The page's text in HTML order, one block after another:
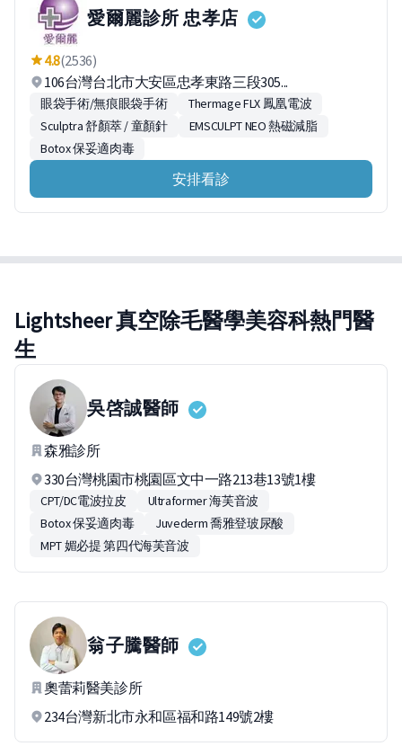
愛爾麗診所 忠孝店
4.8(2536)
106台灣台北市大安區忠孝東路三段305...
眼袋手術/無痕眼袋手術
Thermage FLX 鳳凰電波
Sculptra 舒顏萃 / 童顏針
EMSCULPT NEO 熱磁減脂
Botox 保妥適肉毒
安排看診
Lightsheer 真空除毛醫學美容科熱門醫
生
吳啓誠醫師
森雅診所
330台灣桃園市桃園區文中一路213巷13號1樓
CPT/DC電波拉皮
Ultraformer 海芙音波
Botox 保妥適肉毒
Juvederm 喬雅登玻尿酸
MPT 媚必提 第四代海芙音波
翁子騰醫師
奧蕾莉醫美診所
234台灣新北市永和區福和路149號2樓